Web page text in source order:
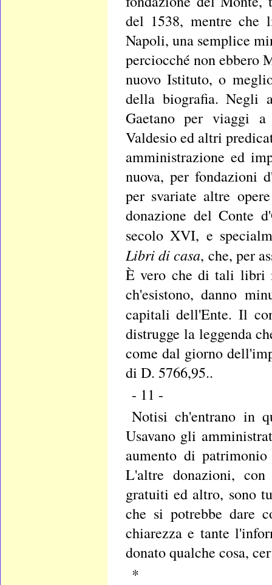
del 1538, mentre che
Napoli, una semplice
perciocché non ebbero
nuovo Istituto, o
della biografia. Negli
Gaetano per viaggi
Valdesio ed altri
amministrazione ed
nuova, per fondazioni
per svariate altre
donazione del Conte
secolo XVI, e
Libri di casa, che, per
È vero che di tali libri
ch'esistono, danno
capitali dell'Ente. Il
distrugge la leggenda
come dal giorno
di D. 5766,95..
- 11 -
Notisi ch'entrano in
Usavano gli
aumento di
L'altre donazioni,
gratuiti ed altro, sono
che si potrebbe dare
chiarezza e tante
donato qualche cosa,
*